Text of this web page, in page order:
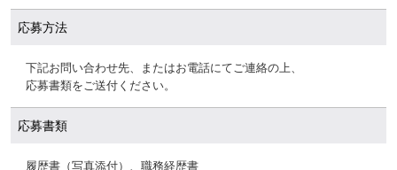
応募方法
下記お問い合わせ先、またはお電話にてご連絡の上、
応募書類をご送付ください。
応募書類
履歴書（写真添付）、職務経歴書